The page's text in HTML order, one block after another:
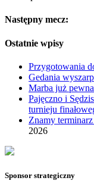
Następny mecz:
Ostatnie wpisy
Przygotowania
Gedania
Marba już
Pajęczno i
turnieju
Znamy
2026
Sponsor strategiczny